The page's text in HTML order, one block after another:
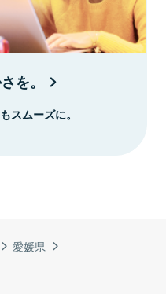
愛媛県
を。
スムーズに。